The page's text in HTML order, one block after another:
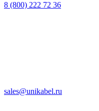
8 (800) 222 72 36
sales@unikabel.ru